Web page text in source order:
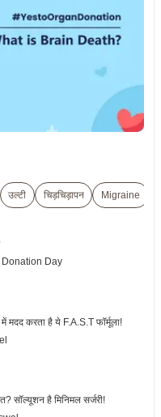
उल्टी चिड़चिड़ापन Migraine
Day
मदद करता है ये F.A.S.T फॉर्मूला!
सॉल्यूशन है मिनिमल सर्जरी!